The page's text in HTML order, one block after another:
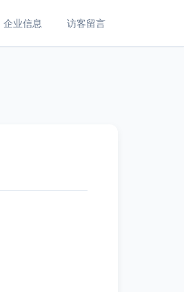
企业信息 访客留言